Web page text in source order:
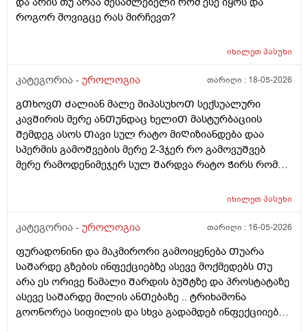
აგარ მაწუხებდა ამტკივილმა და რაგაცებმა 2დᲦეᲨი
გაიარა მერე ისევ სხვასᲗან დავკავდი უბრალოდ
მიმასტურბირებდა განდონის გარეᲨე და გავაᲗავე მის
წერტილი გამიᲩნდა ერᲗი და ასოს Თავის კანის
გვერდზეც ორი წიᲗელი წერტილი ტკივილი არ
მტკიოდა ეგ რაგააცა დაარც მექავებოდა მარა ესე
ყველაფერი გაᲦიზიანება Თუა ესე ყოველი Თუნდაც
ვიᲦაც გიმასტურბირებს ანსექსი გაქვს ესე რატო
მემარᲗება ? ისე ᲩუᲩა ამდგარზე არ მეწევა და როცა
საᲨუალოდ დაბალზეა მაᲨინრომ ვიწევ და მიდგება
გამო ალბად ასოს Თავიცბმაგიტო მტკიოდა ამ
დავკავდი და ანუ არაფერი არც გამოუყრია არაფერი
პირიქიNის წიᲗელი რააგაცები გამიქრა დაარც
ტკივილი მქონია იმ დᲦესვე მარა რომ მოვᲨარდე ასოს
ᲫირᲨი Შარდვის დროს ტკივილს დისკომფორტს
ვგრᲫნობდი ᲗიᲗწოს ᲫალაᲗი Შარდავო არადა
ამდროს Შარდი GაᲩერებული იყოდა არ მოდიოდა
როგორ მოვიგცე რას მირჩევთ?
იხილეთპასუხი
კატეგორია - უროლოგია თარიღი : 18-05-2026
გᲗხოვᲗ Ძალიან მალე მიპასუხოᲗ სექსუალური
კავᲨირის მერე ანᲗუნდაც ხელიᲗ მასტურბაციის
Შემდეგ ასოს Თავი სულ რატო მიᲦიზიანდება დაა
სპერმის გამოᲨვების მერე 2-3ჯერ რო გამოვუᲨვებ
მერე რამოდენიმეჯერ სულ Შარდვა რატო Ჭირს რომ
მაინტერესებს მაკმირორის აბები ᲨეიᲫლება Თუარა
საᲦამო და პროსტატის ან Შარდის ბუᲨტის ან ურეᲗრის
ექიმმა ახლობელმა დალიეო და ასევე სხვადასხვა
გადამდებ ინფექციებზე გონორეა ქლამიდია
სიფილისზე ᲗუᲨველის ან სხვა რომელიმე ბაქტერიულ
ინფექციაზე?
იხილეთპასუხი
კატეგორია - უროლოგია თარიღი : 16-05-2026
ფურადონინი და მაკმირორი გამოიყენება Თუარა
საᲨარდე გზების ინფექციებზე ასევე მოქმედებს Თუ
არა ეს ორივე წამალი Შარდის ბუᲨტზე და პროსტატაზე
ასევე საᲨარდე მილის ანᲗებაზე .. ტრიხამონა
გოონორეა სიფილის და სხვა გადამდებ ინფექციიებზე